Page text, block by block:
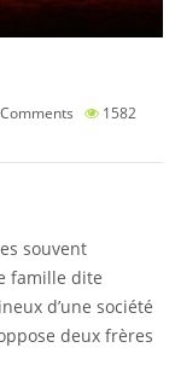
1582
souvent
famille dite
d’une société
deux frères